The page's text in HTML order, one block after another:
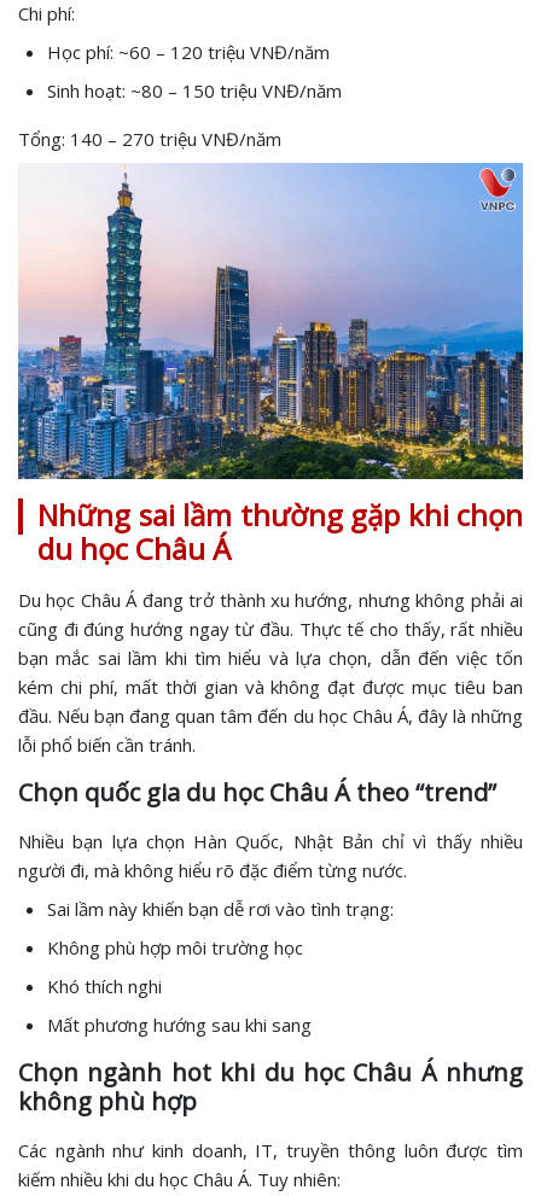
Chi phí:
Học phí: ~60 – 120 triệu VNĐ/năm
Sinh hoạt: ~80 – 150 triệu VNĐ/năm
Tổng: 140 – 270 triệu VNĐ/năm
Những sai lầm thường gặp khi chọn
du học Châu Á
Du học Châu Á đang trở thành xu hướng, nhưng không phải ai
cũng đi đúng hướng ngay từ đầu. Thực tế cho thấy, rất nhiều
bạn mắc sai lầm khi tìm hiểu và lựa chọn, dẫn đến việc tốn
kém chi phí, mất thời gian và không đạt được mục tiêu ban
đầu. Nếu bạn đang quan tâm đến du học Châu Á, đây là những
lỗi phổ biến cần tránh.
Chọn quốc gia du học Châu Á theo “trend”
Nhiều bạn lựa chọn Hàn Quốc, Nhật Bản chỉ vì thấy nhiều
người đi, mà không hiểu rõ đặc điểm từng nước.
Sai lầm này khiến bạn dễ rơi vào tình trạng:
Không phù hợp môi trường học
Khó thích nghi
Mất phương hướng sau khi sang
Chọn ngành hot khi du học Châu Á nhưng
không phù hợp
Các ngành như kinh doanh, IT, truyền thông luôn được tìm
kiếm nhiều khi du học Châu Á. Tuy nhiên: